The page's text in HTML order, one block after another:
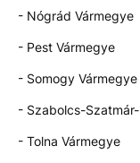
- Nógrád Vármegye
- Pest Vármegye
- Somogy Vármegye
- Szabolcs-
- Tolna Vármegye